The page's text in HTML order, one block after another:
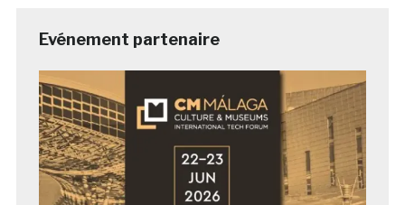
Evénement partenaire